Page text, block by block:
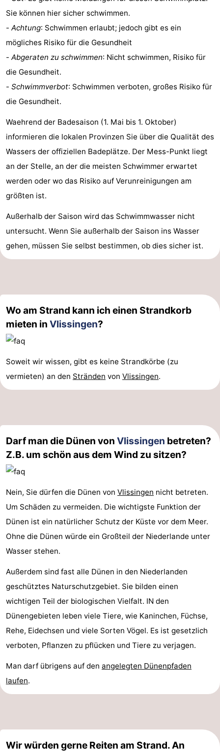
Sie können hier sicher schwimmen.
- Achtung: Schwimmen erlaubt; jedoch gibt es ein
mögliches Risiko für die Gesundheit
- Abgeraten zu schwimmen: Nicht schwimmen, Risiko für
die Gesundheit.
- Schwimmverbot: Schwimmen verboten, großes Risiko für
die Gesundheit.
Waehrend der Badesaison (1. Mai bis 1. Oktober)
informieren die lokalen Provinzen Sie über die Qualität des
Wassers der offiziellen Badeplätze. Der Mess-Punkt liegt
an der Stelle, an der die meisten Schwimmer erwartet
werden oder wo das Risiko auf Verunreinigungen am
größten ist.
Außerhalb der Saison wird das Schwimmwasser nicht
untersucht. Wenn Sie außerhalb der Saison ins Wasser
gehen, müssen Sie selbst bestimmen, ob dies sicher ist.
Wo am Strand kann ich einen Strandkorb
mieten in Vlissingen?
Soweit wir wissen, gibt es keine Strandkörbe (zu
vermieten) an den Stränden von Vlissingen.
Darf man die Dünen von Vlissingen betreten?
Z.B. um schön aus dem Wind zu sitzen?
Nein, Sie dürfen die Dünen von Vlissingen nicht betreten.
Um Schäden zu vermeiden. Die wichtigste Funktion der
Dünen ist ein natürlicher Schutz der Küste vor dem Meer.
Ohne die Dünen würde ein Großteil der Niederlande unter
Wasser stehen.
Außerdem sind fast alle Dünen in den Niederlanden
geschütztes Naturschutzgebiet. Sie bilden einen
wichtigen Teil der biologischen Vielfalt. IN den
Dünengebieten leben viele Tiere, wie Kaninchen, Füchse,
Rehe, Eidechsen und viele Sorten Vögel. Es ist gesetzlich
verboten, Pflanzen zu pflücken und Tiere zu verjagen.
Man darf übrigens auf den angelegten Dünenpfaden
laufen.
Wir würden gerne Reiten am Strand. An